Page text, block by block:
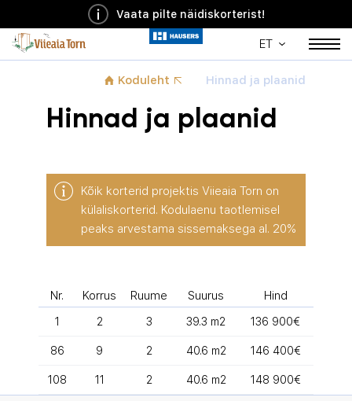
Vaata pilte näidiskorterist!
ET
Koduleht Hinnad ja plaanid
Hinnad ja plaanid
Kõik korterid projektis Viieaia Torn on
külaliskorterid. Kodulaenu taotlemisel
peaks arvestama sissemaksega al. 20%
Nr. Korrus Ruume Suurus Hind
1 2 3 39.3 m2 136 900€
86 9 2 40.6 m2 146 400€
108 11 2 40.6 m2 148 900€